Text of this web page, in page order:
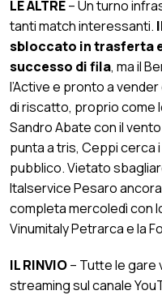
LE ALTRE– Un turno
tanti match interessanti.
sbloccato in trasferta
successo di fila, ma il
l’Active e pronto a
di riscatto, proprio come
Sandro Abate con il
punta a tris, Ceppi cerca
pubblico. Vietato
Italservice Pesaro
completa mercoledì con
Vinumitaly Petrarca e la
IL RINVIO– Tutte le gare
streaming sul canale